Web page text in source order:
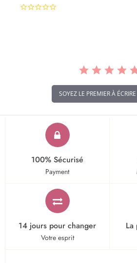
SOYEZ LE PREMIER À
100% Sécurisé
Payment
14 jours pour changer
Votre esprit
La